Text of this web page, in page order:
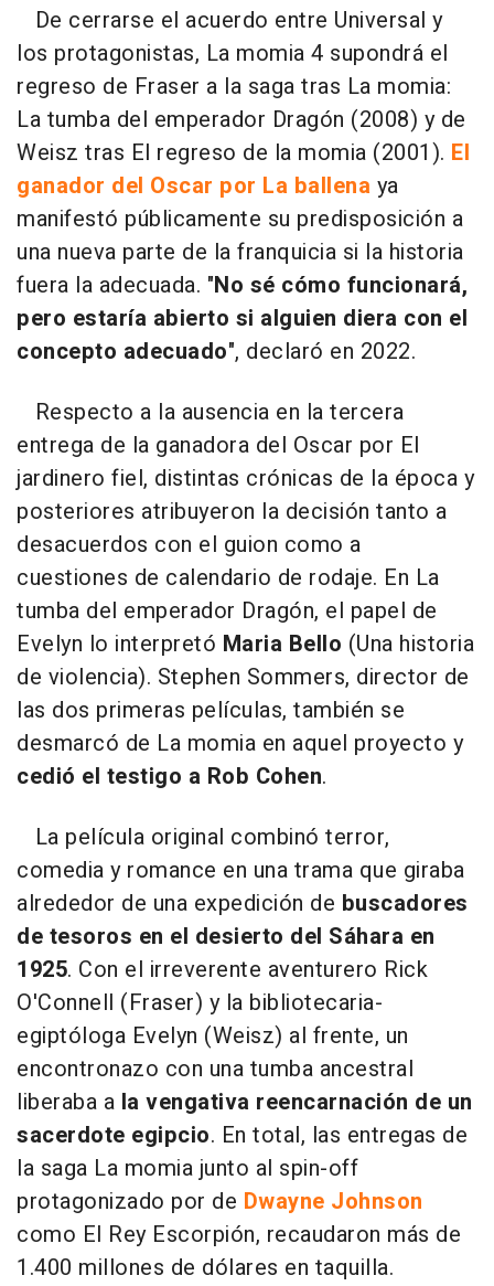
De cerrarse el acuerdo entre Universal y
los protagonistas, La momia 4 supondrá el
regreso de Fraser a la saga tras La momia:
La tumba del emperador Dragón (2008) y de
Weisz tras El regreso de la momia (2001). El
ganador del Oscar por La ballena ya
manifestó públicamente su predisposición a
una nueva parte de la franquicia si la historia
fuera la adecuada. "No sé cómo funcionará,
pero estaría abierto si alguien diera con el
concepto adecuado", declaró en 2022.
Respecto a la ausencia en la tercera
entrega de la ganadora del Oscar por El
jardinero fiel, distintas crónicas de la época y
posteriores atribuyeron la decisión tanto a
desacuerdos con el guion como a
cuestiones de calendario de rodaje. En La
tumba del emperador Dragón, el papel de
Evelyn lo interpretó Maria Bello (Una historia
de violencia). Stephen Sommers, director de
las dos primeras películas, también se
desmarcó de La momia en aquel proyecto y
cedió el testigo a Rob Cohen.
La película original combinó terror,
comedia y romance en una trama que giraba
alrededor de una expedición de buscadores
de tesoros en el desierto del Sáhara en
1925. Con el irreverente aventurero Rick
O'Connell (Fraser) y la bibliotecaria-
egiptóloga Evelyn (Weisz) al frente, un
encontronazo con una tumba ancestral
liberaba a la vengativa reencarnación de un
sacerdote egipcio. En total, las entregas de
la saga La momia junto al spin-off
protagonizado por de Dwayne Johnson
como El Rey Escorpión, recaudaron más de
1.400 millones de dólares en taquilla.